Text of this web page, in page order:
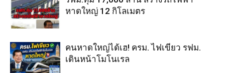
หาดใหญ่ 12 กิโลเมตร
คนหาดใหญ่ได้เฮ! ครม. ไฟเขียว รฟม.
เดินหน้าโมโนเรล